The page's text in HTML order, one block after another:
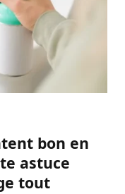
bon en
astuce
tout